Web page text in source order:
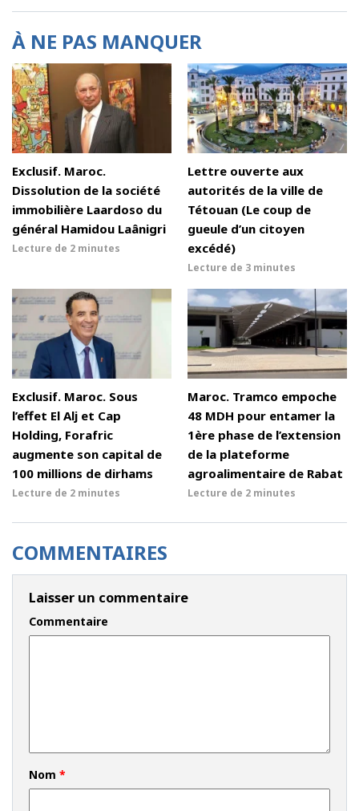
À NE PAS MANQUER
Exclusif. Maroc.
Dissolution de la société
immobilière Laardoso du
général Hamidou Laânigri
Lecture de 2 minutes
Lettre ouverte aux
autorités de la ville de
Tétouan (Le coup de
gueule d’un citoyen
excédé)
Lecture de 3 minutes
Exclusif. Maroc. Sous
l’effet El Alj et Cap
Holding, Forafric
augmente son capital de
100 millions de dirhams
Lecture de 2 minutes
Maroc. Tramco empoche
48 MDH pour entamer la
1ère phase de l’extension
de la plateforme
agroalimentaire de Rabat
Lecture de 2 minutes
COMMENTAIRES
Laisser un commentaire
Commentaire
Nom *